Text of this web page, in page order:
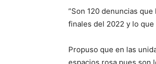
”Son 120 denuncias
finales del 2022 y lo que
Propuso que en las